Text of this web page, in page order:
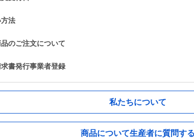
法
のご注文について
書発行事業者登録
私たちについて
商品について生産者に質問する